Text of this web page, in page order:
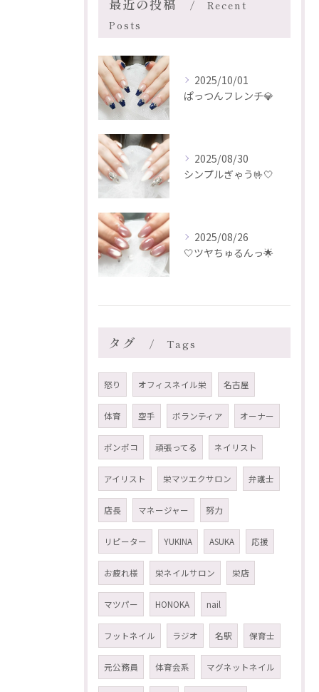
最近の投稿
Recent
Posts
2025/10/01
ぱっつんフレンチ💎
2025/08/30
シンプルぎゃう🤟🤍
2025/08/26
🤍ツヤちゅるんっ🌟
タグ Tags
怒り オフィスネイル栄 名古屋
体育 空手 ボランティア オーナー
ポンポコ 頑張ってる ネイリスト
アイリスト 栄マツエクサロン 弁護士
店長 マネージャー 努力
リピーター YUKINA ASUKA 応援
お疲れ様 栄ネイルサロン 栄店
マツパー HONOKA nail
フットネイル ラジオ 名駅 保育士
元公務員 体育会系 マグネットネイル